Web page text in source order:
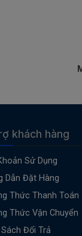
khách hàng
Sử Dụng
Dẫn Đặt Hàng
Thức Thanh Toán
Thức Vận Chuyển
Đổi Trả